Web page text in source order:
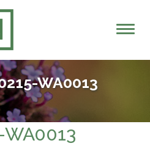
T
g
n
WA0013